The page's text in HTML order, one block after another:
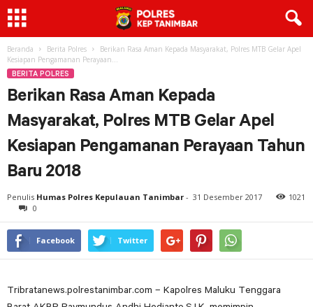
Beranda Berita Polres
Berikan Rasa Aman Kepada Masyarakat, Polres MTB Gelar Apel
Kesiapan Pengamanan Perayaan...
BERITA POLRES
Berikan Rasa Aman Kepada
Masyarakat, Polres MTB Gelar Apel
Kesiapan Pengamanan Perayaan Tahun
Baru 2018
Penulis Humas Polres Kepulauan Tanimbar - 31 Desember 2017
1021
0
Facebook Twitter
Tribratanews.polrestanimbar.com – Kapolres Maluku Tenggara